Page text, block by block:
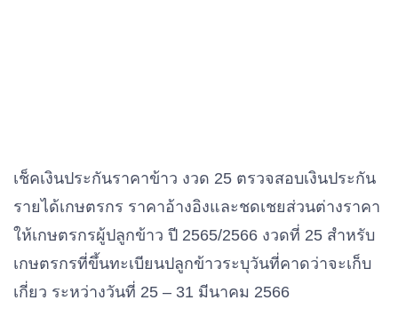
เช็คเงินประกันราคาข้าว งวด 25 ตรวจสอบเงินประกัน
รายได้เกษตรกร ราคาอ้างอิงและชดเชยส่วนต่างราคา
ให้เกษตรกรผู้ปลูกข้าว ปี 2565/2566 งวดที่ 25 สำหรับ
เกษตรกรที่ขึ้นทะเบียนปลูกข้าวระบุวันที่คาดว่าจะเก็บ
เกี่ยว ระหว่างวันที่ 25 – 31 มีนาคม 2566